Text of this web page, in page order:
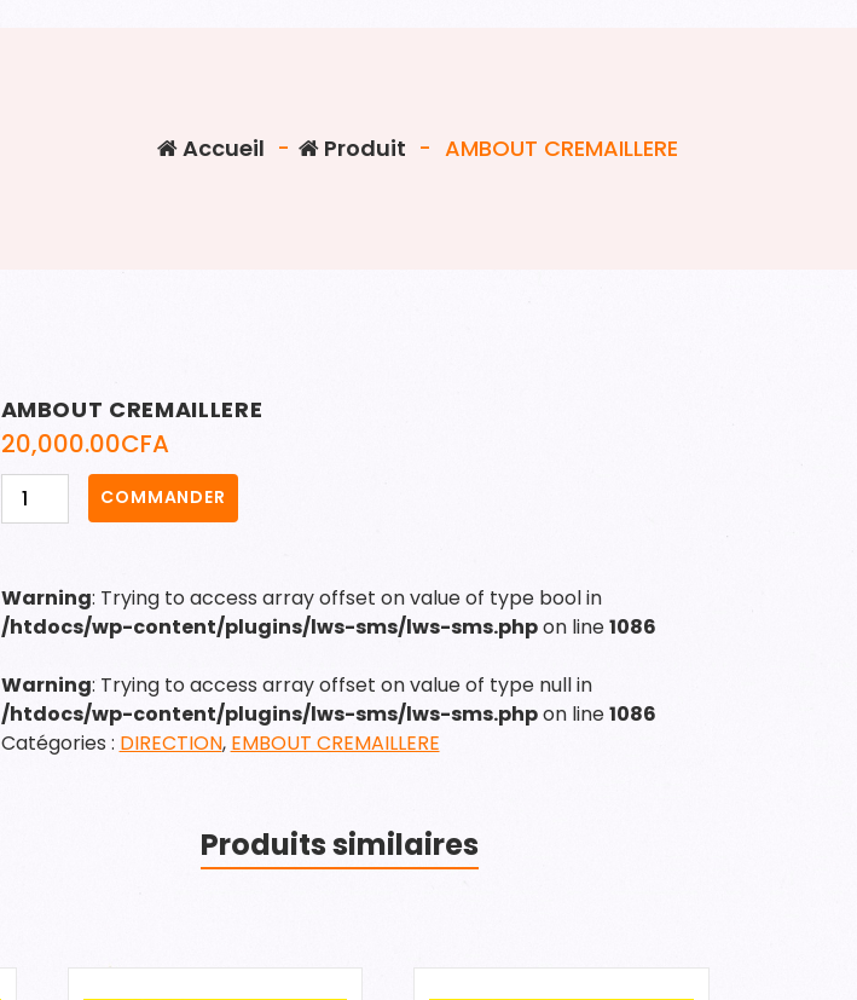
Accueil - Produit - AMBOUT CREMAILLERE
AMBOUT CREMAILLERE
20,000.00CFA
quantité
de
COMMANDER
Warning: Trying to access array offset on value of type bool in
/htdocs/wp-content/plugins/lws-sms/lws-sms.phpon line1086
Warning: Trying to access array offset on value of type null in
/htdocs/wp-content/plugins/lws-sms/lws-sms.phpon line1086
Catégories : DIRECTION, EMBOUT CREMAILLERE
Produits similaires